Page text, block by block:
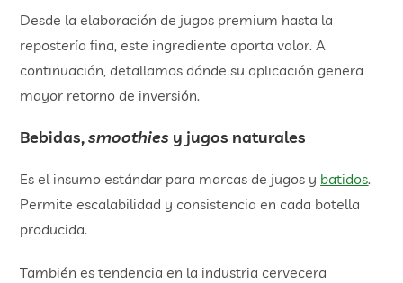
Desde la elaboración de jugos premium hasta la
repostería fina, este ingrediente aporta valor. A
continuación, detallamos dónde su aplicación genera
mayor retorno de inversión.
Bebidas,smoothies y jugos naturales
Es el insumo estándar para marcas de jugos y batidos.
Permite escalabilidad y consistencia en cada botella
producida.
También es tendencia en la industria cervecera